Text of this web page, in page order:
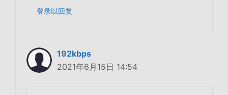
登录以回复
192kbps
2021年6月15日 14:54